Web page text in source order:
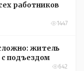
работников
1447
житель
с подъездом
642